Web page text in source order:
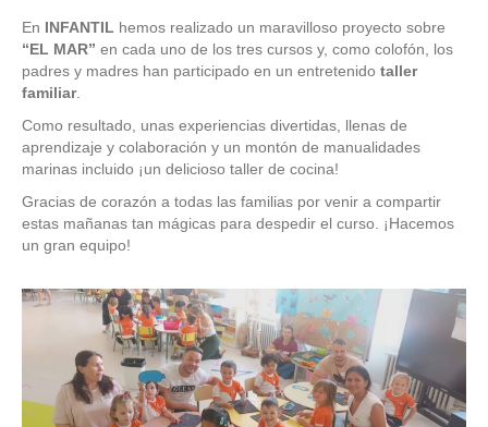
En INFANTIL hemos realizado un maravilloso proyecto sobre
“EL MAR” en cada uno de los tres cursos y, como colofón, los
padres y madres han participado en un entretenido taller
familiar.
Como resultado, unas experiencias divertidas, llenas de
aprendizaje y colaboración y un montón de manualidades
marinas incluido ¡un delicioso taller de cocina!
Gracias de corazón a todas las familias por venir a compartir
estas mañanas tan mágicas para despedir el curso. ¡Hacemos
un gran equipo!